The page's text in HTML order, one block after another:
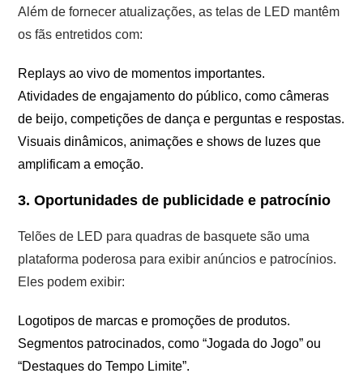
Além de fornecer atualizações, as telas de LED mantêm
os fãs entretidos com:
Replays ao vivo de momentos importantes.
Atividades de engajamento do público, como câmeras
de beijo, competições de dança e perguntas e respostas.
Visuais dinâmicos, animações e shows de luzes que
amplificam a emoção.
3. Oportunidades de publicidade e patrocínio
Telões de LED para quadras de basquete são uma
plataforma poderosa para exibir anúncios e patrocínios.
Eles podem exibir:
Logotipos de marcas e promoções de produtos.
Segmentos patrocinados, como “Jogada do Jogo” ou
“Destaques do Tempo Limite”.